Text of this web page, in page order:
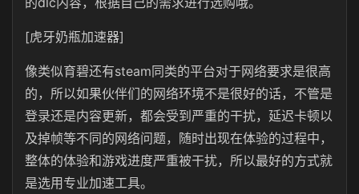
[虎牙奶瓶加速器]
像类似育碧还有steam同类的平台对于网络要求是很高
的，所以如果伙伴们的网络环境不是很好的话，不管是
登录还是内容更新，都会受到严重的干扰，延迟卡顿以
及掉帧等不同的网络问题，随时出现在体验的过程中，
整体的体验和游戏进度严重被干扰，所以最好的方式就
是选用专业加速工具。